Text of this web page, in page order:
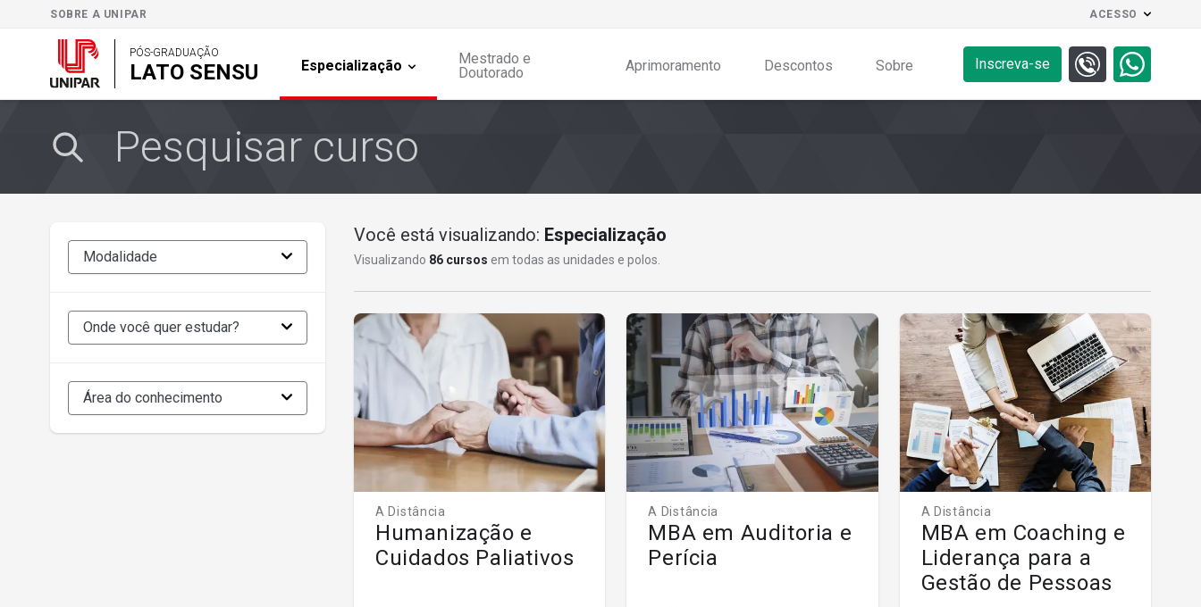
SOBRE A UNIPAR ACESSO
PÓS-GRADUAÇÃO
LATO SENSU Especialização
Mestrado e
Doutorado
Aprimoramento Descontos Sobre Inscreva-se
Modalidade
Onde você quer estudar?
Área do conhecimento
Você está visualizando: Especialização
Visualizando 86 cursos em todas as unidades e polos.
A Distância
Humanização e
Cuidados Paliativos
A Distância
MBA em Auditoria e
Perícia
A Distância
MBA em Coaching e
Liderança para a
Gestão de Pessoas